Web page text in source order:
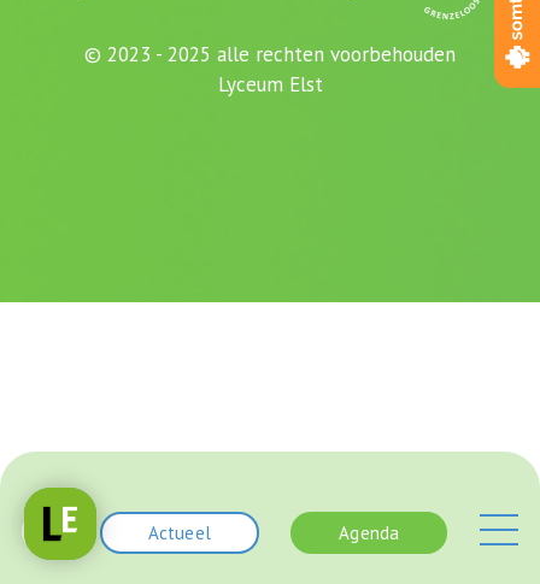
Actueel Agenda
© 2023 - 2025 alle rechten voorbehouden
Lyceum Elst